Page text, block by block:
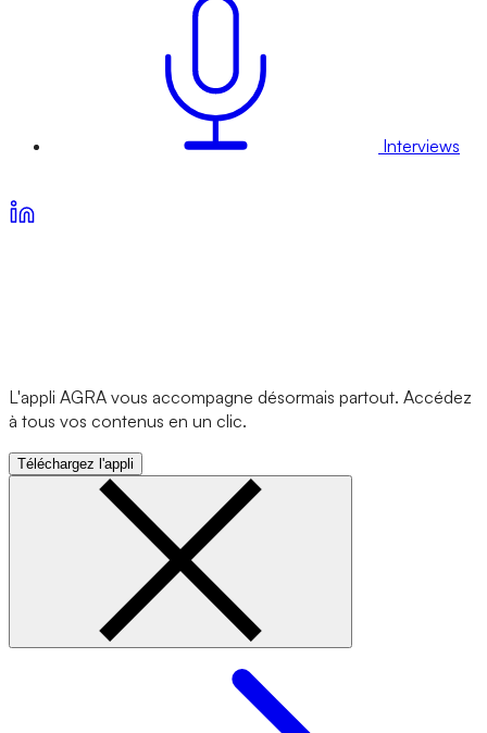
Interviews
L'appli AGRA vous accompagne désormais partout. Accédez
à tous vos contenus en un clic.
Téléchargez l'appli